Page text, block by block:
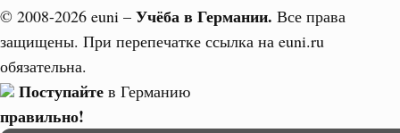
© 2008-2026 euni – Учёба в Германии. Все права
защищены. При перепечатке ссылка на euni.ru
обязательна.
Поступайте в Германию
правильно!